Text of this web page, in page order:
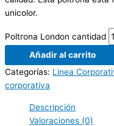
unicolor.
Poltrona London cantidad
Añadir al carrito
Categorías: Linea
corporativa
Descripción
Valoraciones (0)